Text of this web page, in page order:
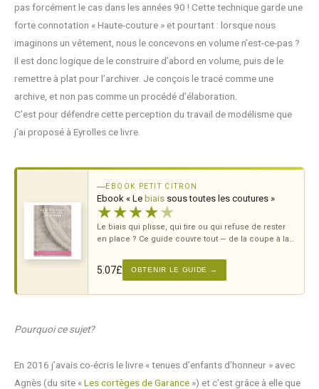
pas forcément le cas dans les années 90 ! Cette technique garde une
forte connotation « Haute-couture » et pourtant : lorsque nous
imaginons un vêtement, nous le concevons en volume n’est-ce-pas ?
Il est donc logique de le construire d’abord en volume, puis de le
remettre à plat pour l’archiver. Je conçois le tracé comme une
archive, et non pas comme un procédé d’élaboration.
C’est pour défendre cette perception du travail de modélisme que
j’ai proposé à Eyrolles ce livre.
EBOOK PETIT CITRON
Ebook « Le biais sous toutes les coutures »
★★★★★
Le biais qui plisse, qui tire ou qui refuse de rester
en place ? Ce guide couvre tout — de la coupe à la
5.07£ OBTENIR LE GUIDE →
Pourquoi ce sujet?
En 2016 j’avais co-écris le livre « tenues d’enfants d’honneur » avec
Agnès (du site «Les cortèges de Garance ») et c’est grâce à elle que